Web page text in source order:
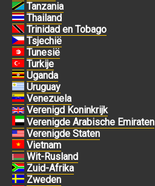
Tanzania
Thailand
Trinidad en Tobago
Tsjechië
Tunesië
Turkije
Uganda
Uruguay
Venezuela
Verenigd Koninkrijk
Verenigde Arabische Emiraten
Verenigde Staten
Vietnam
Wit-Rusland
Zuid-Afrika
Zweden